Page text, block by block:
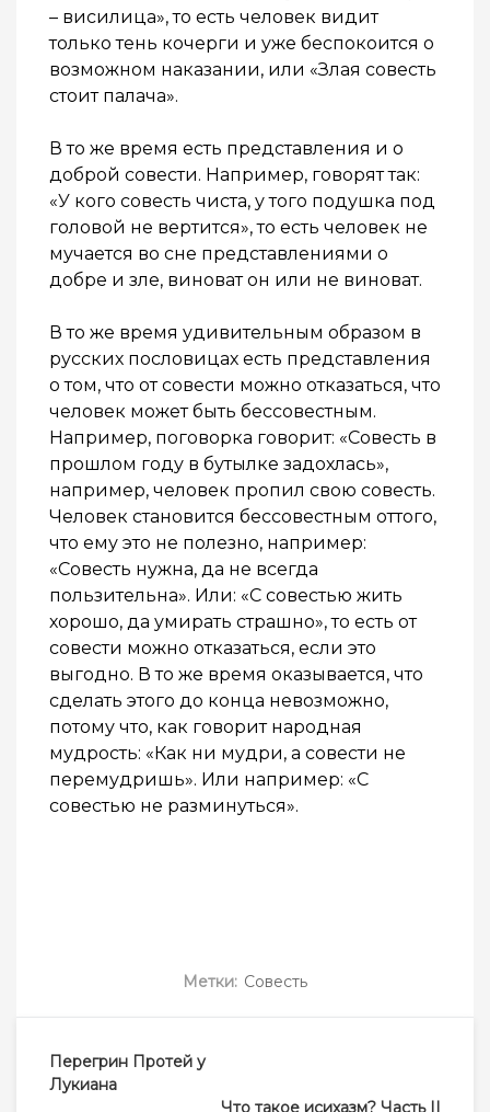
– висилица», то есть человек видит
только тень кочерги и уже беспокоится о
возможном наказании, или «Злая совесть
стоит палача».
В то же время есть представления и о
доброй совести. Например, говорят так:
«У кого совесть чиста, у того подушка под
головой не вертится», то есть человек не
мучается во сне представлениями о
добре и зле, виноват он или не виноват.
В то же время удивительным образом в
русских пословицах есть представления
о том, что от совести можно отказаться, что
человек может быть бессовестным.
Например, поговорка говорит: «Совесть в
прошлом году в бутылке задохлась»,
например, человек пропил свою совесть.
Человек становится бессовестным оттого,
что ему это не полезно, например:
«Совесть нужна, да не всегда
пользительна». Или: «С совестью жить
хорошо, да умирать страшно», то есть от
совести можно отказаться, если это
выгодно. В то же время оказывается, что
сделать этого до конца невозможно,
потому что, как говорит народная
мудрость: «Как ни мудри, а совести не
перемудришь». Или например: «С
совестью не разминуться».
Метки: Совесть
Навигация
по
записям
Перегрин Протей у
Лукиана
Что такое исихазм? Часть II